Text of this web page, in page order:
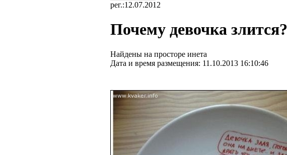
рег.:12.07.2012
Почему девочка злится?
Найдены на просторе инета
Дата и время размещения: 11.10.2013 16:10:46